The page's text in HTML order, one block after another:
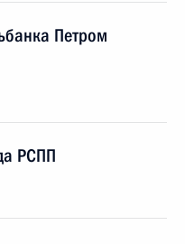
Петром
РСПП